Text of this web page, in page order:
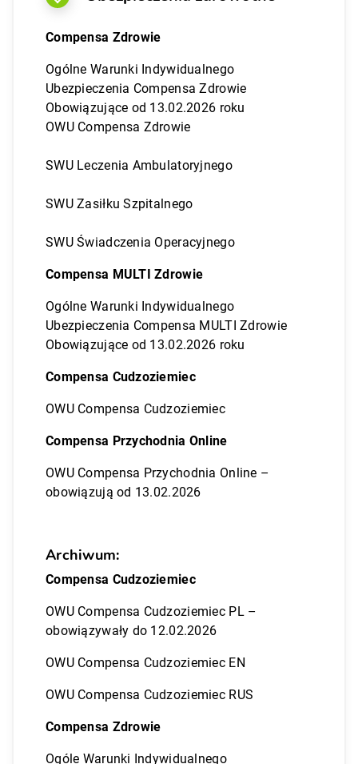
Compensa Zdrowie
Ogólne Warunki Indywidualnego
Ubezpieczenia Compensa Zdrowie
Obowiązujące od 13.02.2026 roku
OWU Compensa Zdrowie
SWU Leczenia Ambulatoryjnego
SWU Zasiłku Szpitalnego
SWU Świadczenia Operacyjnego
Compensa MULTI Zdrowie
Ogólne Warunki Indywidualnego
Ubezpieczenia Compensa MULTI Zdrowie
Obowiązujące od 13.02.2026 roku
Compensa Cudzoziemiec
OWU Compensa Cudzoziemiec
Compensa Przychodnia Online
OWU Compensa Przychodnia Online –
obowiązują od 13.02.2026
Archiwum:
Compensa Cudzoziemiec
OWU Compensa Cudzoziemiec PL –
obowiązywały do 12.02.2026
OWU Compensa Cudzoziemiec EN
OWU Compensa Cudzoziemiec RUS
Compensa Zdrowie
Ogóle Warunki Indywidualnego